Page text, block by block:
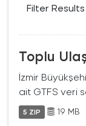
Filter Results
Toplu
İzmir
ait GTFS veri
5 ZIP 19 MB